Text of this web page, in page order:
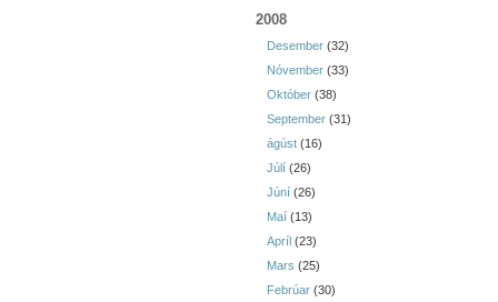
2008
Desember (32)
Nóvember (33)
Október (38)
September (31)
ágúst (16)
Júlí (26)
Júní (26)
Maí (13)
Apríl (23)
Mars (25)
Febrúar (30)